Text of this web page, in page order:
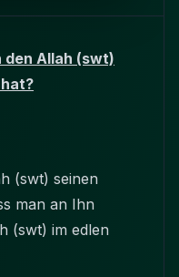
den Allah (swt)
(swt) seinen
man an Ihn
(swt) im edlen